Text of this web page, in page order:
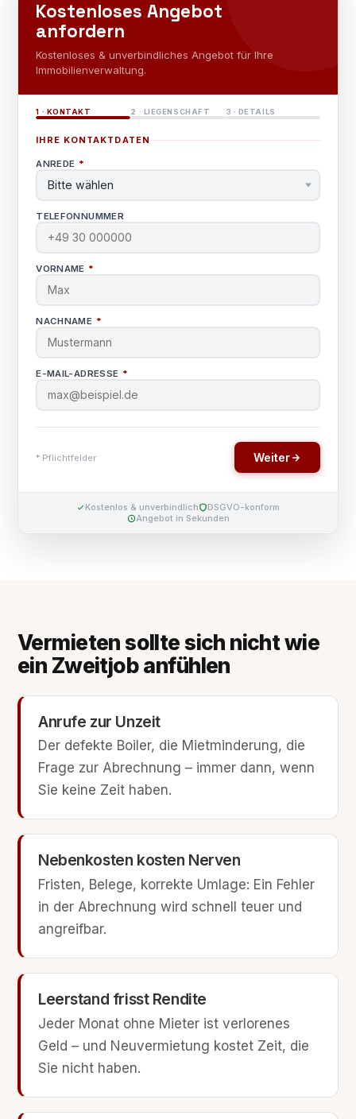
Vermieten sollte sich nicht wie
ein Zweitjob anfühlen
Anrufe zur Unzeit
Der defekte Boiler, die Mietminderung, die
Frage zur Abrechnung – immer dann, wenn
Sie keine Zeit haben.
Nebenkosten kosten Nerven
Fristen, Belege, korrekte Umlage: Ein Fehler
in der Abrechnung wird schnell teuer und
angreifbar.
Leerstand frisst Rendite
Jeder Monat ohne Mieter ist verlorenes
Geld – und Neuvermietung kostet Zeit, die
Sie nicht haben.